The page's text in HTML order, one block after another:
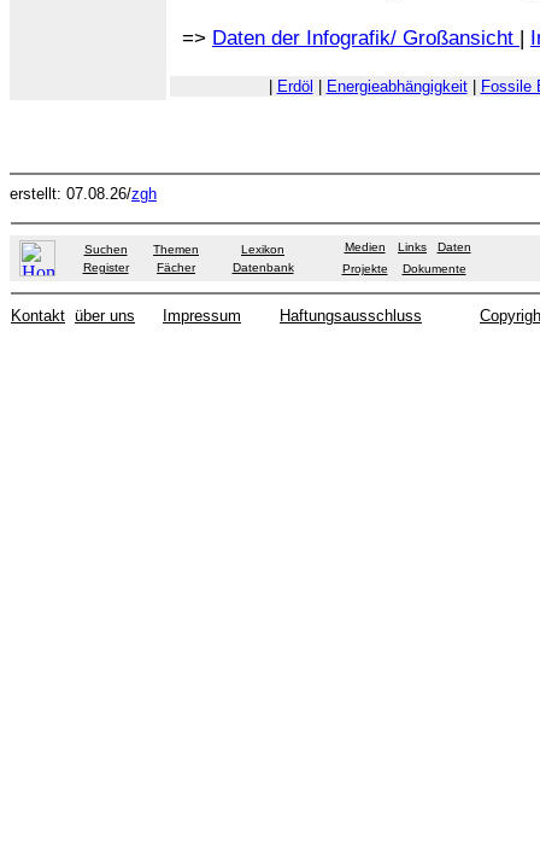
=> Daten der Infografik/ Großansicht |
Erdöl Energieabhängigkeit| Fossile
erstellt: 07.08.26/zgh
Suchen Themen
Lexikon
Register
Fächer Datenbank
Medien Links
Daten
Projekte
Dokumente
Kontakt über uns Impressum Haftungsausschluss